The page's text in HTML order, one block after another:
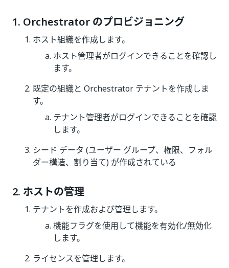
1. Orchestrator のプロビジョニング
ホスト組織を作成します。
ホスト管理者がログインできることを確認し
ます。
既定の組織と Orchestrator テナントを作成しま
す。
テナント管理者がログインできることを確認
します。
シード データ (ユーザー グループ、権限、フォル
ダー構造、割り当て) が作成されている
2. ホストの管理
テナントを作成および管理します。
機能フラグを使用して機能を有効化/無効化
します。
ライセンスを管理します。